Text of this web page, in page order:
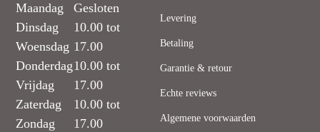
Maandag
Dinsdag
Woensdag
Donderdag
Vrijdag
Zaterdag
Zondag
Gesloten
10.00 tot
17.00
10.00 tot
17.00
10.00 tot
17.00
Levering
Betaling
Garantie & retour
Echte reviews
Algemene voorwaarden